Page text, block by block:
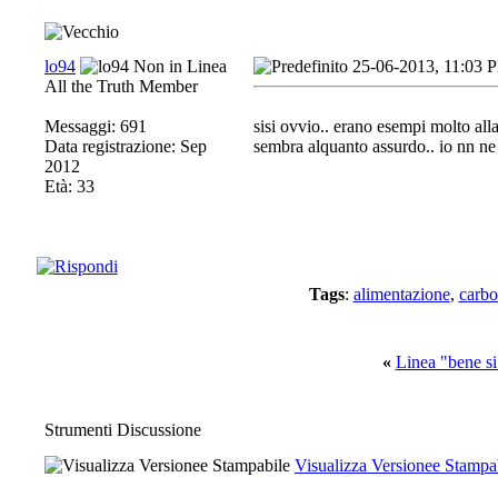
lo94
All the Truth Member
Messaggi: 691
Data registrazione: Sep
2012
Età: 33
25-06-2013, 11:03
sisi ovvio.. erano esempi molto
sembra alquanto assurdo.. io nn
Tags: alimentazione,
« Linea "bene
Strumenti Discussione
Visualizza Versionee